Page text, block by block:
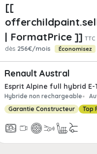
]]
|
[[
| FormatPrice ]] TTC
dès 256€/mois Économisez
Renault Austral
Esprit Alpine full hybrid E-
Hybride non rechargeable
Garantie Constructeur
Top